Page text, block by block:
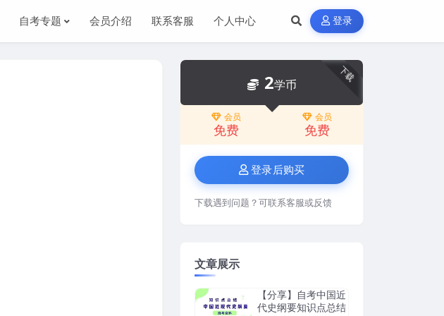
自考专题 会员介绍 联系客服 个人中心 登录
下载
2学币
会员
免费
会员
免费
登录后购买
下载遇到问题？可联系客服或反馈
文章展示
【分享】自考中国近
代史纲要知识点总结